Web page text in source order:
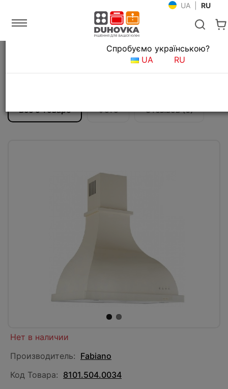
UA RU
Кухонные вытяжки
Вытяжка кухонная Fabiano NeoRustic 90
Все о товаре Фото Отзывов (0)
Язык магазина
Спробуємо українською?
UA
RU
Нет в наличии
Производитель: Fabiano
Код Товара: 8101.504.0034